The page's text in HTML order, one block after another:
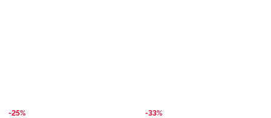
-25% -33%